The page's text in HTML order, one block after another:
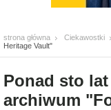
strona główna Ciekawostki
Heritage Vault"
Ponad sto
archiwum